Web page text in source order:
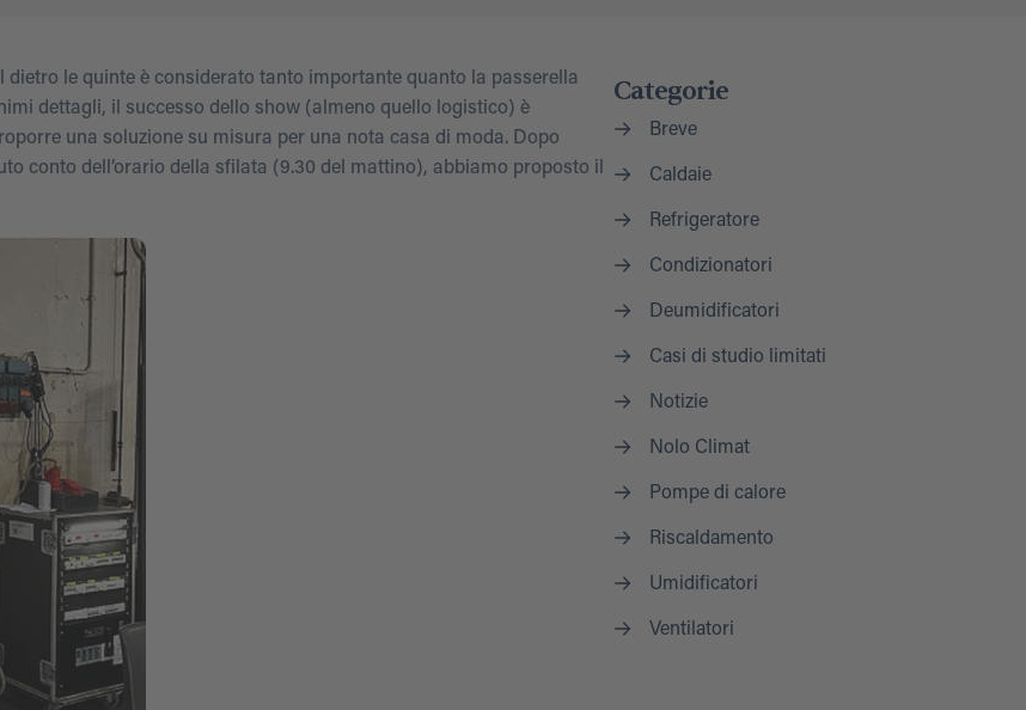
le quinte è considerato tanto importante quanto la passerella
dettagli, il successo dello show (almeno quello logistico) è
una soluzione su misura per una nota casa di moda. Dopo
conto dell’orario della sfilata (9.30 del mattino), abbiamo proposto il
Categorie
Breve
Caldaie
Refrigeratore
Condizionatori
Deumidificatori
Casi di studio limitati
Notizie
Nolo Climat
Pompe di calore
Riscaldamento
Umidificatori
Ventilatori